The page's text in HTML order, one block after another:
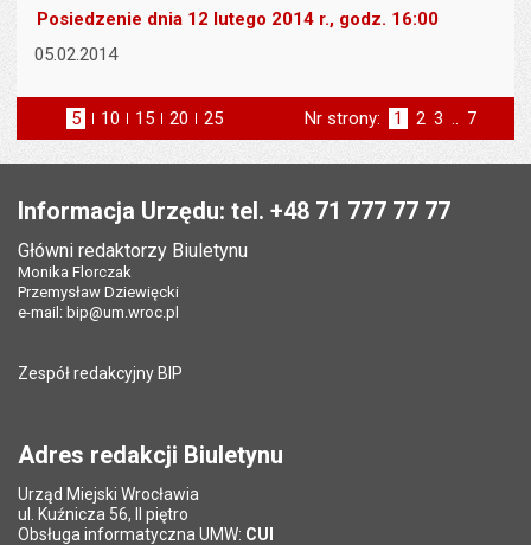
Posiedzenie dnia 12 lutego 2014 r., godz. 16:00
05.02.2014
5 elementów na stronie
10 elementów
na stronie
15 elementów
na stronie
20 elementów
na stronie
25 elementów
na stronie
Nr strony: Strona
1 Strona
2 Strona
3 .. Strona
7
Informacja Urzędu: tel. +48 71 777 77 77
Główni redaktorzy Biuletynu
Monika Florczak
Przemysław Dziewięcki
e-mail: bip@um.wroc.pl
Zespół redakcyjny BIP
Adres redakcji Biuletynu
Urząd Miejski Wrocławia
ul. Kuźnicza 56, II piętro
Obsługa informatyczna UMW: CUI